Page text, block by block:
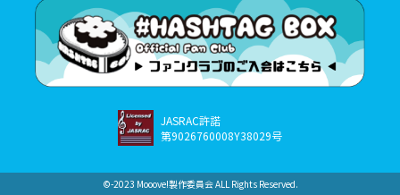
JASRAC許諾
第9026760008Y38029号
©︎-2023 Mooove!製作委員会 ALL Rights Reserved.